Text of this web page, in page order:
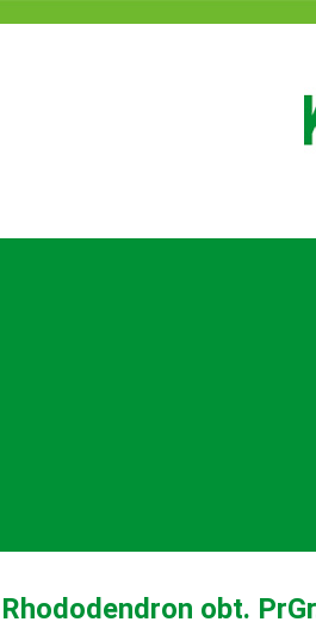
Rhododendron obt.